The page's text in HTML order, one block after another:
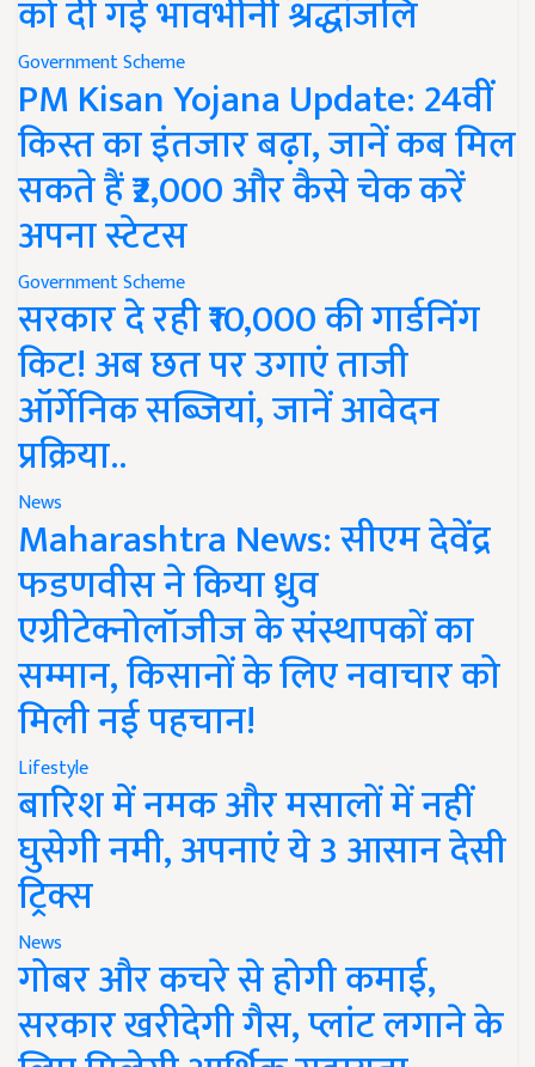
को दी गई भावभीनी श्रद्धांजलि
Government Scheme
PM Kisan Yojana Update: 24वीं
किस्त का इंतजार बढ़ा, जानें कब मिल
सकते हैं ₹2,000 और कैसे चेक करें
अपना स्टेटस
Government Scheme
सरकार दे रही ₹10,000 की गार्डनिंग
किट! अब छत पर उगाएं ताजी
ऑर्गेनिक सब्जियां, जानें आवेदन
प्रक्रिया..
News
Maharashtra News: सीएम देवेंद्र
फडणवीस ने किया ध्रुव
एग्रीटेक्नोलॉजीज के संस्थापकों का
सम्मान, किसानों के लिए नवाचार को
मिली नई पहचान!
Lifestyle
बारिश में नमक और मसालों में नहीं
घुसेगी नमी, अपनाएं ये 3 आसान देसी
ट्रिक्स
News
गोबर और कचरे से होगी कमाई,
सरकार खरीदेगी गैस, प्लांट लगाने के